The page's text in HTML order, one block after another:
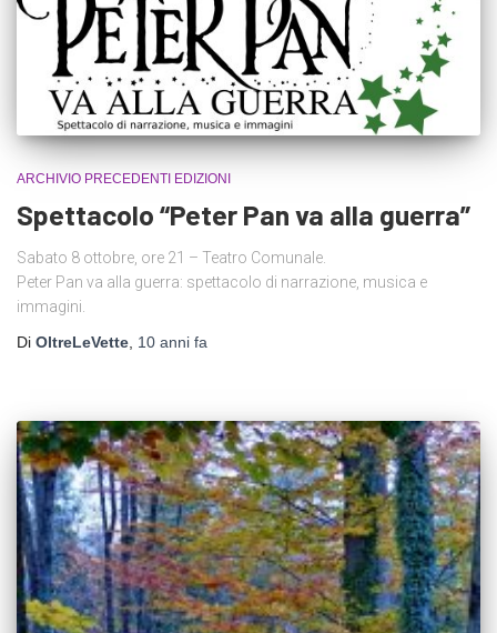
ARCHIVIO PRECEDENTI EDIZIONI
Spettacolo “Peter Pan va alla guerra”
Sabato 8 ottobre, ore 21 – Teatro Comunale.
Peter Pan va alla guerra: spettacolo di narrazione, musica e
immagini.
Di OltreLeVette, 10 anni fa